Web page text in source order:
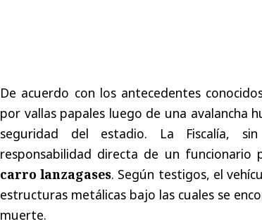
De acuerdo con los antecedentes
por vallas papales luego de una avalancha
seguridad del estadio. La Fiscalía,
responsabilidad directa de un funcionario
carro lanzagases. Según testigos, el
estructuras metálicas bajo las cuales se
muerte.